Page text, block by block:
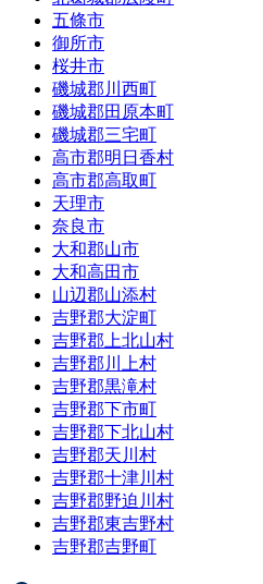
五條市
御所市
桜井市
磯城郡川西町
磯城郡田原本町
磯城郡三宅町
高市郡明日香村
高市郡高取町
天理市
奈良市
大和郡山市
大和高田市
山辺郡山添村
吉野郡大淀町
吉野郡上北山村
吉野郡川上村
吉野郡黒滝村
吉野郡下市町
吉野郡下北山村
吉野郡天川村
吉野郡十津川村
吉野郡野迫川村
吉野郡東吉野村
吉野郡吉野町